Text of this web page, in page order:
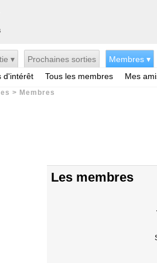
▾ Prochaines sorties
Membres ▾
d'intérêt Tous les membres Mes
> Membres
Les membres